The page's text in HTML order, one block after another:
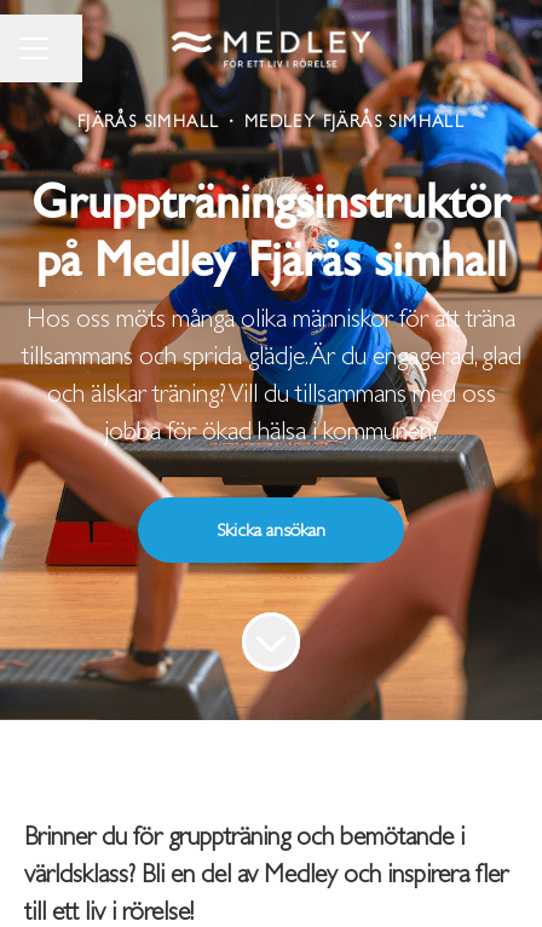
KARRIÄRMENY
Dela sidan
FJÄRÅS SIMHALL · MEDLEY FJÄRÅS SIMHALL
Gruppträningsinstruktör
på Medley Fjärås simhall
Hos oss möts många olika människor för att träna
tillsammans och sprida glädje. Är du engagerad, glad
och älskar träning? Vill du tillsammans med oss
jobba för ökad hälsa i kommunen?
Skicka ansökan
Brinner du för gruppträning och bemötande i
världsklass? Bli en del av Medley och inspirera fler
till ett liv i rörelse!